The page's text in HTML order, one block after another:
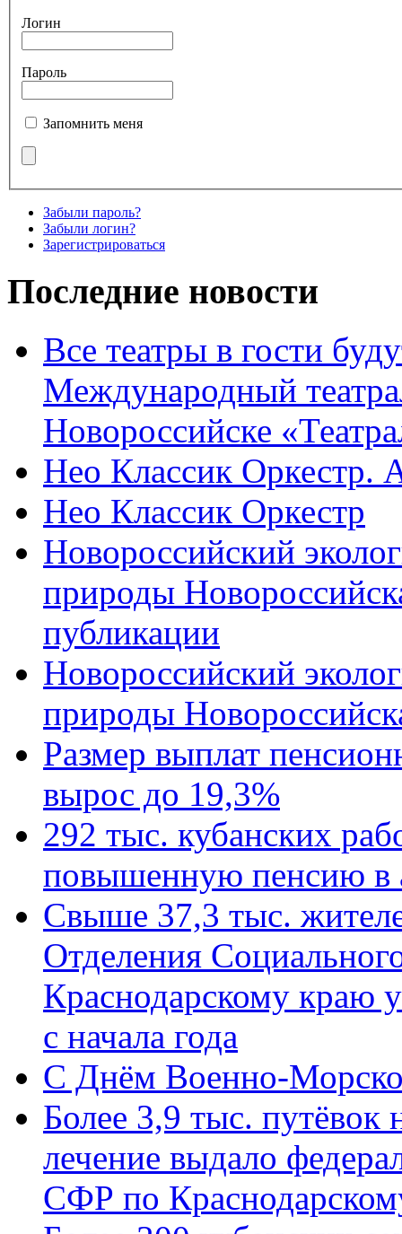
Логин
Пароль
Запомнить меня
Забыли пароль?
Забыли логин?
Зарегистрироваться
Последние новости
Все театры в гости
Международный
Новороссийске
Нео Классик Оркестр.
Нео Классик Оркестр
Новороссийский
природы
публикации
Новороссийский
природы
Размер выплат
вырос до 19,3%
292 тыс. кубанских
повышенную пенсию в
Свыше 37,3 тыс.
Отделения
Краснодарскому краю
с начала года
C Днём Военно-
Более 3,9 тыс. путёвок
лечение выдало
СФР по